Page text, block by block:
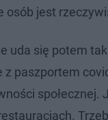
osób jest
uda się potem
paszportem
społecznej.